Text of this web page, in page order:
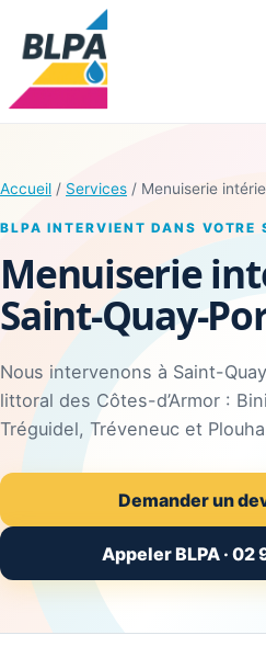
Accueil / Services / Menuiserie
BLPA INTERVIENT DANS VOTRE
Menuiserie
Saint-Quay-
Nous intervenons à Saint-
littoral des Côtes-d’Armor :
Tréguidel, Tréveneuc et
Demander un
Appeler BLPA · 02